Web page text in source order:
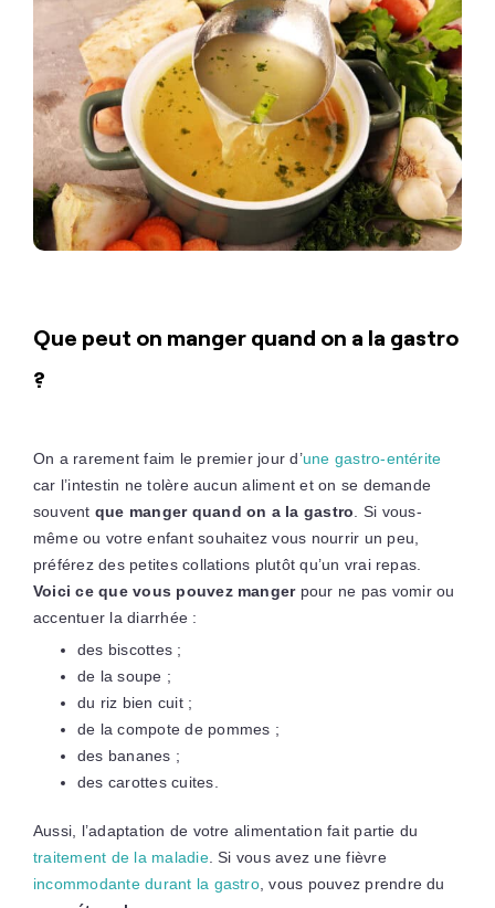
Que peut on manger quand on a la gastro
?
On a rarement faim le premier jour d’une gastro-entérite
car l’intestin ne tolère aucun aliment et on se demande
souvent que manger quand on a la gastro . Si vous-
même ou votre enfant souhaitez vous nourrir un peu,
préférez des petites collations plutôt qu’un vrai repas.
Voici ce que vous pouvez mangerpour ne pas vomir ou
accentuer la diarrhée :
des biscottes ;
de la soupe ;
du riz bien cuit ;
de la compote de pommes ;
des bananes ;
des carottes cuites.
Aussi, l’adaptation de votre alimentation fait partie du
traitement de la maladie. Si vous avez une fièvre
incommodante durant la gastro, vous pouvez prendre du